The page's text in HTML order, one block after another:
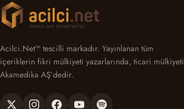
Acilci.Net™ tescilli markadır. Yayınlanan tüm
içeriklerin fikri mülkiyeti yazarlarında, ticari mülkiyeti
Akamedika AŞ’dedir.